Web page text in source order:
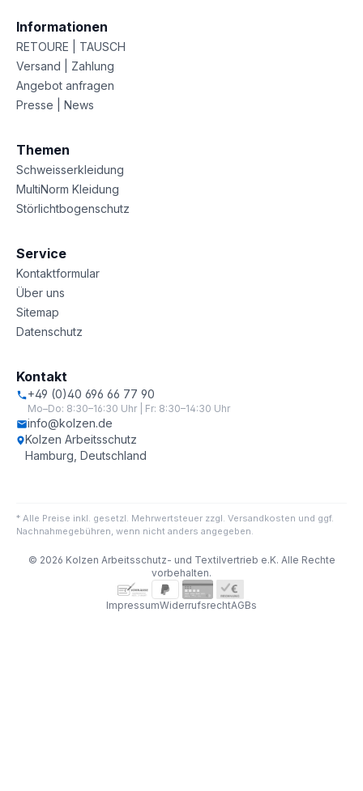
Informationen
RETOURE | TAUSCH
Versand | Zahlung
Angebot anfragen
Presse | News
Themen
Schweisserkleidung
MultiNorm Kleidung
Störlichtbogenschutz
Service
Kontaktformular
Über uns
Sitemap
Datenschutz
Kontakt
+49 (0)40 696 66 77 90
Mo–Do: 8:30–16:30 Uhr | Fr: 8:30–14:30 Uhr
info@kolzen.de
Kolzen Arbeitsschutz
Hamburg, Deutschland
* Alle Preise inkl. gesetzl. Mehrwertsteuer zzgl. Versandkosten und ggf.
Nachnahmegebühren, wenn nicht anders angegeben.
© 2026 Kolzen Arbeitsschutz- und Textilvertrieb e.K. Alle Rechte
vorbehalten.
ImpressumWiderrufsrechtAGBs